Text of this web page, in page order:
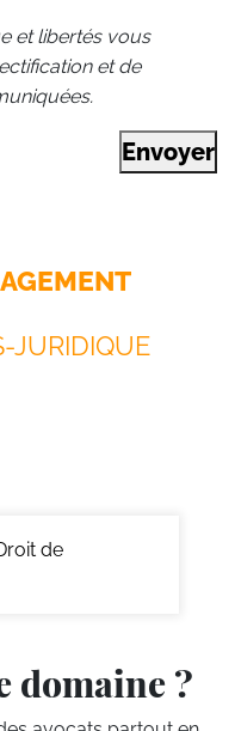
et libertés vous
et de
Envoyer
JURIDIQUE
de
domaine ?